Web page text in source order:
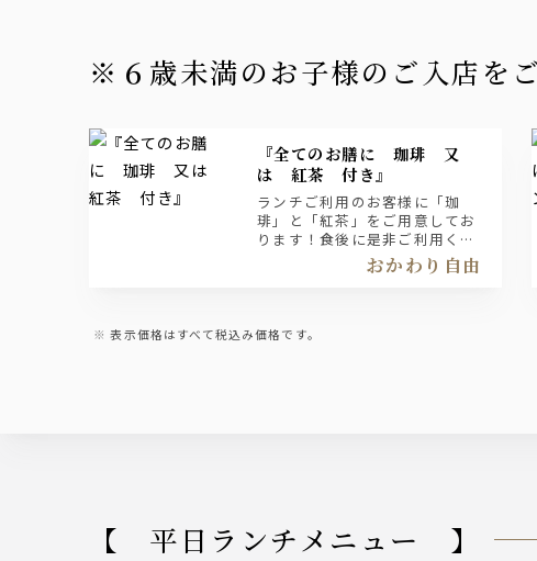
※６歳未満のお子様のご入店
『全てのお膳に 珈琲 又
は 紅茶 付き』
ランチご利用のお客様に「珈
琲」と「紅茶」をご用意してお
ります！食後に是非ご利用くだ
おかわり自由
表示価格はすべて税込み価格です。
【 平日ランチメニュー 】